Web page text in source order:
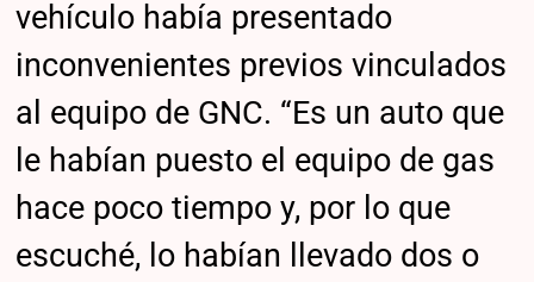
vehículo había presentado
inconvenientes previos vinculados
al equipo de GNC. “Es un auto que
le habían puesto el equipo de gas
hace poco tiempo y, por lo que
escuché, lo habían llevado dos o